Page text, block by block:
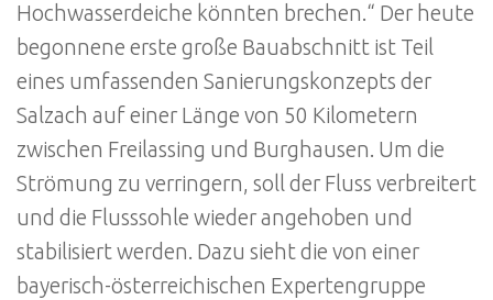
Hochwasserdeiche könnten brechen.“ Der heute
begonnene erste große Bauabschnitt ist Teil
eines umfassenden Sanierungskonzepts der
Salzach auf einer Länge von 50 Kilometern
zwischen Freilassing und Burghausen. Um die
Strömung zu verringern, soll der Fluss verbreitert
und die Flusssohle wieder angehoben und
stabilisiert werden. Dazu sieht die von einer
bayerisch-österreichischen Expertengruppe